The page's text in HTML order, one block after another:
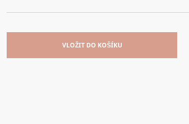
VLOŽIT DO KOŠÍKU